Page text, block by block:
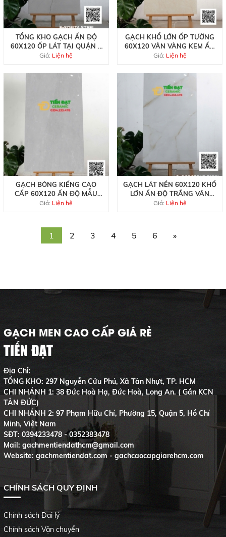
TỔNG KHO GẠCH ẤN ĐỘ
60X120 ỐP LÁT TẠI QUẬN 7
GIÁ RẺ
Giá: Liện hệ
GẠCH KHỔ LỚN ỐP TƯỜNG
60X120 VÂN VÀNG KEM ẤN
ĐỘ
Giá: Liện hệ
GẠCH BÓNG KIẾNG CAO
CẤP 60X120 ẤN ĐỘ MẪU
MỚI GIÁ RẺ
Giá: Liện hệ
GẠCH LÁT NỀN 60X120 KHỔ
LỚN ẤN ĐỘ TRẮNG VÂN
VÀNG
Giá: Liện hệ
1 2 3 4 5 6 »
GẠCH MEN CAO CẤP GIÁ RẺ
TIẾN ĐẠT
Địa Chỉ:
TỔNG KHO: 297 Nguyễn Cửu Phú, Xã Tân Nhựt, TP. HCM
CHI NHÁNH 1: 38 Đức Hoà Hạ, Đức Hoà, Long An. ( Gần KCN
TÂN ĐỨC)
CHI NHÁNH 2: 97 Phạm Hữu Chí, Phường 15, Quận 5, Hồ Chí
Minh, Việt Nam
SĐT: 0394233478 - 0352383478
Mail: gachmentiendathcm@gmail.com
Website: gachmentiendat.com - gachcaocapgiarehcm.com
CHÍNH SÁCH QUY ĐỊNH
Chính sách Đại lý
Chính sách Vận chuyển